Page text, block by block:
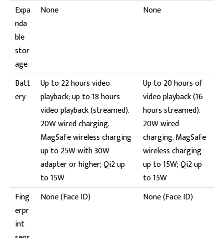
Expa
nda
ble
stor
age
None None
Batt
ery
Up to 22 hours video
playback; up to 18 hours
video playback (streamed).
20W wired charging.
MagSafe wireless charging
up to 25W with 30W
adapter or higher; Qi2 up
to 15W
Up to 20 hours of
video playback (16
hours streamed).
20W wired
charging. MagSafe
wireless charging
up to 15W; Qi2 up
to 15W
Fing
erpr
int
None (Face ID) None (Face ID)